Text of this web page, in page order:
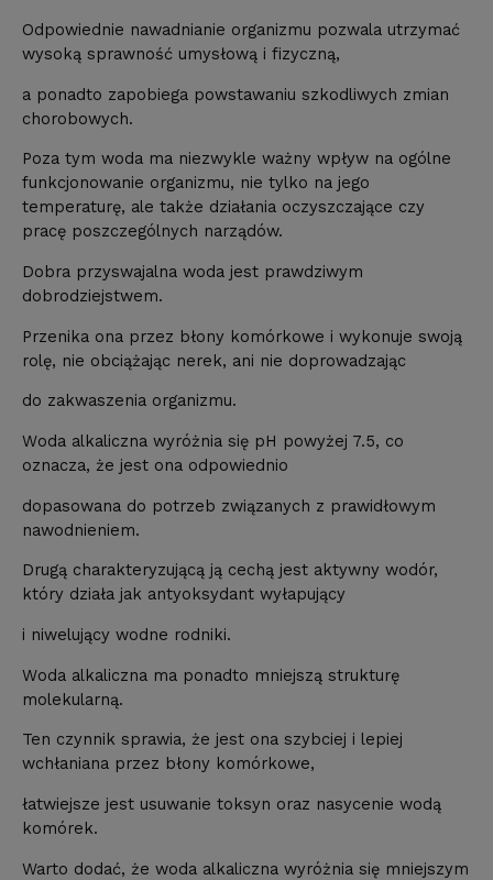
Odpowiednie nawadnianie organizmu pozwala utrzymać
wysoką sprawność umysłową i fizyczną,
a ponadto zapobiega powstawaniu szkodliwych zmian
chorobowych.
Poza tym woda ma niezwykle ważny wpływ na ogólne
funkcjonowanie organizmu, nie tylko na jego
temperaturę, ale także działania oczyszczające czy
pracę poszczególnych narządów.
Dobra przyswajalna woda jest prawdziwym
dobrodziejstwem.
Przenika ona przez błony komórkowe i wykonuje swoją
rolę, nie obciążając nerek, ani nie doprowadzając
do zakwaszenia organizmu.
Woda alkaliczna wyróżnia się pH powyżej 7.5, co
oznacza, że jest ona odpowiednio
dopasowana do potrzeb związanych z prawidłowym
nawodnieniem.
Drugą charakteryzującą ją cechą jest aktywny wodór,
który działa jak antyoksydant wyłapujący
i niwelujący wodne rodniki.
Woda alkaliczna ma ponadto mniejszą strukturę
molekularną.
Ten czynnik sprawia, że jest ona szybciej i lepiej
wchłaniana przez błony komórkowe,
łatwiejsze jest usuwanie toksyn oraz nasycenie wodą
komórek.
Warto dodać, że woda alkaliczna wyróżnia się mniejszym